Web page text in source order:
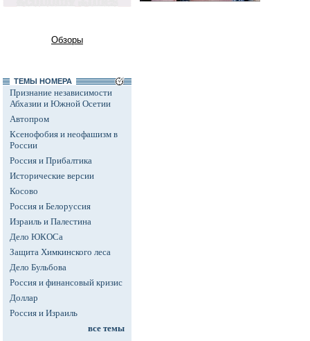
Обзоры
ТЕМЫ НОМЕРА
Признание независимости
Абхазии и Южной Осетии
Автопром
Ксенофобия и неофашизм в
России
Россия и Прибалтика
Исторические версии
Косово
Россия и Белоруссия
Израиль и Палестина
Дело ЮКОСа
Защита Химкинского леса
Дело Бульбова
Россия и финансовый кризис
Доллар
Россия и Израиль
все темы